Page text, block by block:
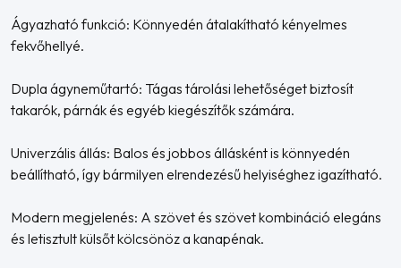
Ágyazható funkció: Könnyedén átalakítható kényelmes
fekvőhellyé.
Dupla ágyneműtartó: Tágas tárolási lehetőséget biztosít
takarók, párnák és egyéb kiegészítők számára.
Univerzális állás: Balos és jobbos állásként is könnyedén
beállítható, így bármilyen elrendezésű helyiséghez igazítható.
Modern megjelenés: A szövet és szövet kombináció elegáns
és letisztult külsőt kölcsönöz a kanapénak.